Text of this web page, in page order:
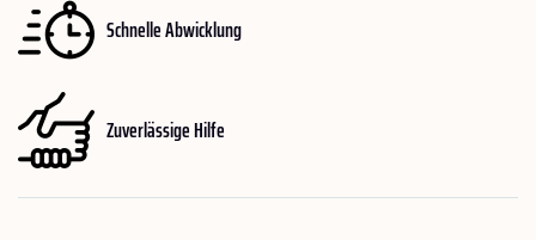
Schnelle Abwicklung
Zuverlässige Hilfe